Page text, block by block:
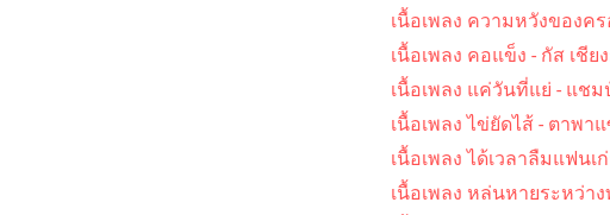
คอร์ดเพลง นางสาวขนุน - สันติภ
เนื้อเพลง ความหวังของค
เนื้อเพลง คอแข็ง - กัส เชีย
เนื้อเพลง แค่วันที่แย่ - แชม
เนื้อเพลง ไข่ยัดไส้ - ตาพา
เนื้อเพลง ได้เวลาลืมแฟนเ
เนื้อเพลง หล่นหายระหว่า